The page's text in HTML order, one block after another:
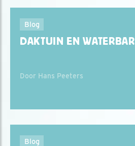
Blog
DAKTUIN EN WATERBAR
Door Hans Peeters
Blog